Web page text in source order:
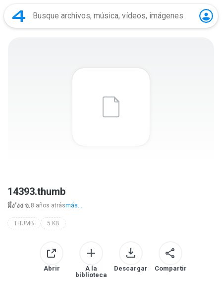
14393.thumb
ผึ้ง'งง จ.8 años atrásmás...
THUMB 5 KB
Abrir
A la
biblioteca
Descargar Compartir